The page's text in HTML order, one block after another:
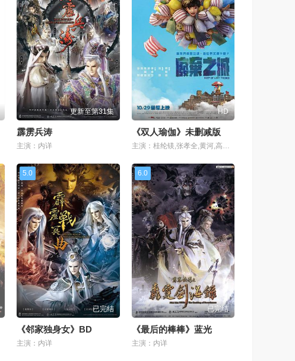
更新至第31集
霹雳兵涛
主演：内详
HD
《双人瑜伽》未删减版
主演：桂纶镁,张孝全,黄河,高捷,李烈
5.0
已完结
《邻家独身女》BD
主演：内详
6.0
已完结
《最后的棒棒》蓝光
主演：内详